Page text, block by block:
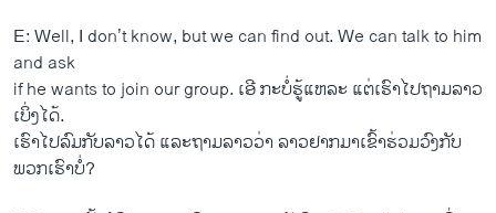
E: Well, I don’t know, but we can find out. We can talk to him
and ask
if he wants to join our group. ​ເອີ ກະ​ບໍ່​ຮູ້​ແຫລະ ​ແຕ່​ເຮົາ​ໄປ​ຖາມ​ລາວ​
ເບິ່ງ​ໄດ້.
ເຮົາ​ໄປ​ລົມ​ກັບ​ລາວ​ໄດ້ ​ແລະ​ຖາມ​ລາວ​ວ່າ ລາວຢາກ​ມາ​ເຂົ້າ​ຮ່ວມວົງ​ກັບ​
ພວກ​ເຮົາ​ບໍ່?